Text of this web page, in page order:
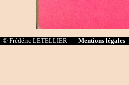
© Frédéric LETELLIER - Mentions légales